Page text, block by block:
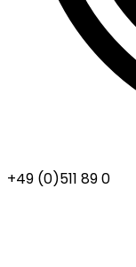
+49 (0)511 89 0